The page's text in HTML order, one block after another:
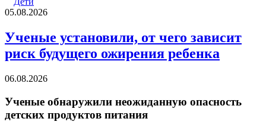
05.08.2026
Ученые установили, от чего зависит
риск будущего ожирения ребенка
06.08.2026
Ученые обнаружили неожиданную опасность
детских продуктов питания